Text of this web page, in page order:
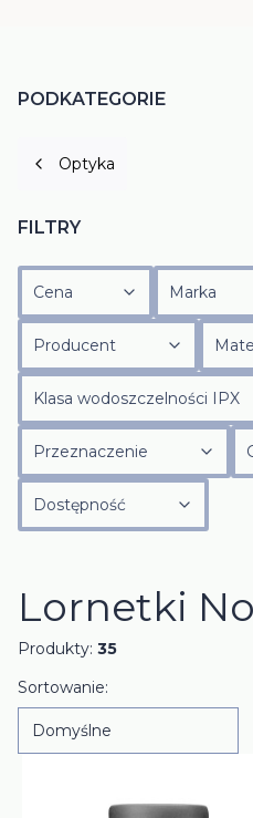
PODKATEGORIE
Optyka
FILTRY
Cena Marka
Producent
Klasa wodoszczelności IPX
Przeznaczenie
Dostępność
Lornetki
Produkty: 35
Lista
Sortowanie:
Domyślne